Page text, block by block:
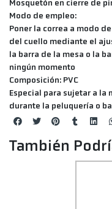
Mosquetón en cierre de
Modo de empleo:
Poner la correa a modo
del cuello mediante el
la barra de la mesa o la
ningún momento
Composición: PVC
Especial para sujetar a la
durante la peluquería o
También